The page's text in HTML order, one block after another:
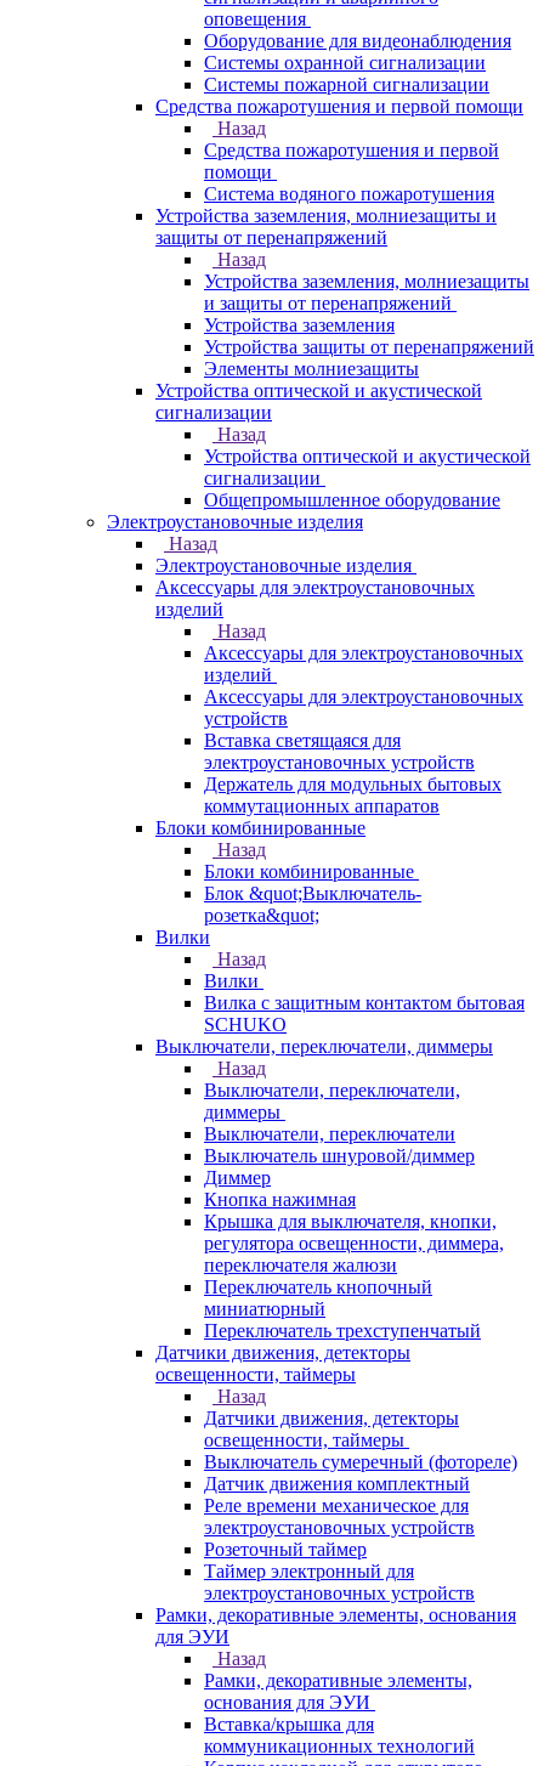
оповещения
Оборудование для видеонаблюдения
Системы охранной сигнализации
Системы пожарной сигнализации
Средства пожаротушения и первой помощи
Назад
Средства пожаротушения и первой
помощи
Система водяного пожаротушения
Устройства заземления, молниезащиты и
защиты от перенапряжений
Назад
Устройства заземления, молниезащиты
и защиты от перенапряжений
Устройства заземления
Устройства защиты от перенапряжений
Элементы молниезащиты
Устройства оптической и акустической
сигнализации
Назад
Устройства оптической и акустической
сигнализации
Общепромышленное оборудование
Электроустановочные изделия
Назад
Электроустановочные изделия
Аксессуары для электроустановочных
изделий
Назад
Аксессуары для электроустановочных
изделий
Аксессуары для электроустановочных
устройств
Вставка светящаяся для
электроустановочных устройств
Держатель для модульных бытовых
коммутационных аппаратов
Блоки комбинированные
Назад
Блоки комбинированные
Блок &quot;Выключатель-
розетка&quot;
Вилки
Назад
Вилки
Вилка с защитным контактом бытовая
SCHUKO
Выключатели, переключатели, диммеры
Назад
Выключатели, переключатели,
диммеры
Выключатели, переключатели
Выключатель шнуровой/диммер
Диммер
Кнопка нажимная
Крышка для выключателя, кнопки,
регулятора освещенности, диммера,
переключателя жалюзи
Переключатель кнопочный
миниатюрный
Переключатель трехступенчатый
Датчики движения, детекторы
освещенности, таймеры
Назад
Датчики движения, детекторы
освещенности, таймеры
Выключатель сумеречный (фотореле)
Датчик движения комплектный
Реле времени механическое для
электроустановочных устройств
Розеточный таймер
Таймер электронный для
электроустановочных устройств
Рамки, декоративные элементы, основания
для ЭУИ
Назад
Рамки, декоративные элементы,
основания для ЭУИ
Вставка/крышка для
коммуникационных технологий